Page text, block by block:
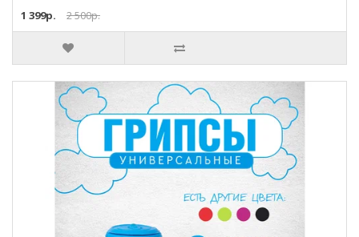
1 399р.
2 500р.